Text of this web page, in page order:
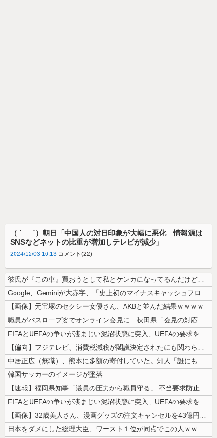
（ ´_ゝ`）朝日「中国人の対日印象が大幅に悪化 情報源は
SNSなどネットの比重が増加しテレビが減少」
2024/12/03 10:13 コメント(22)
彼氏が『この車』買おうとして私とケンカになってるんだけどｗｗｗｗｗｗ
Google、Geminiが大赤字、「史上初のマイナスキャッシュフロー...
【画像】元宝塚のセクシー女優さん、AKBと並んだ結果ｗｗｗｗ
職員がバスローブ姿でオンライン会見に 秋田県「会見の対応に問題があった...
FIFAとUEFAの争いが凄まじい泥沼状態に突入、UEFAの要求を呑ん...
【偏向】フジテレビ、消費税減税が閣議決定されたにも関わらず、消費税減税...
中居正広（無職）、熊本に多額の寄付していた。知人「誰にも知られなくても...
韓国サッカーのイメージが墜落
【速報】福岡県知事「議員の圧力から職員守る」 不当要求防止の条例策定へ
FIFAとUEFAの争いが凄まじい泥沼状態に突入、UEFAの要求を呑ん...
【画像】32歳美人さん、漫画グッズの注文キャンセルを43億円分繰り返し...
日本をダメにした総理大臣、ワースト１位が同点でこの人ｗｗｗｗｗｗ